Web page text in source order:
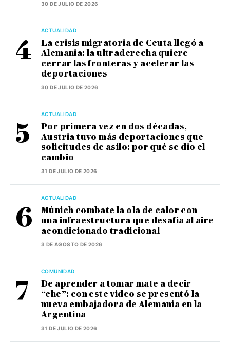
30 DE JULIO DE 2026
ACTUALIDAD
La crisis migratoria de Ceuta llegó a
Alemania: la ultraderecha quiere
cerrar las fronteras y acelerar las
deportaciones
30 DE JULIO DE 2026
ACTUALIDAD
Por primera vez en dos décadas,
Austria tuvo más deportaciones que
solicitudes de asilo: por qué se dio el
cambio
31 DE JULIO DE 2026
ACTUALIDAD
Múnich combate la ola de calor con
una infraestructura que desafía al aire
acondicionado tradicional
3 DE AGOSTO DE 2026
COMUNIDAD
De aprender a tomar mate a decir
“che”: con este video se presentó la
nueva embajadora de Alemania en la
Argentina
31 DE JULIO DE 2026